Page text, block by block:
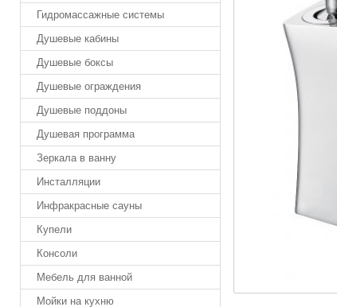
Гидромассажные системы
Душевые кабины
Душевые боксы
Душевые ограждения
Душевые поддоны
Душевая программа
Зеркала в ванну
Инсталляции
Инфракрасные сауны
Купели
Консоли
Мебель для ванной
Мойки на кухню